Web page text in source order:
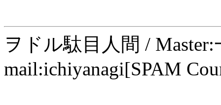
ヲドル駄目人間 /
mail:ichiyanagi[SPAM